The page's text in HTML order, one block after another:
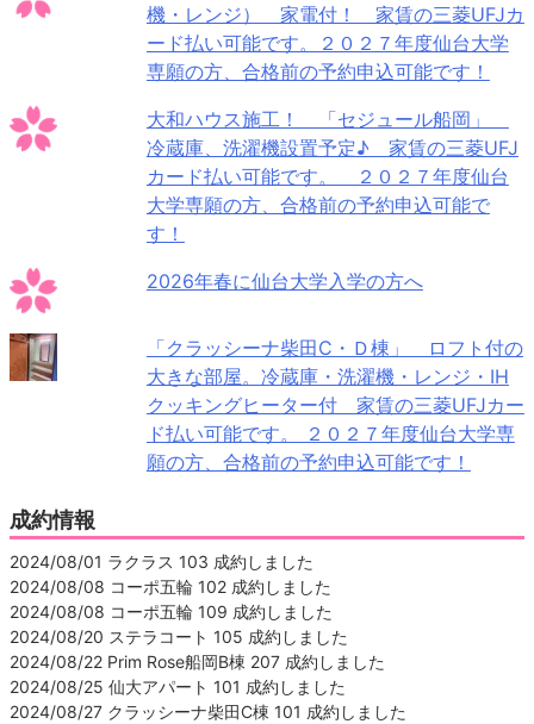
機・レンジ） 家電付！ 家賃の三菱UFJカ
ード払い可能です。２０２７年度仙台大学
専願の方、合格前の予約申込可能です！
大和ハウス施工！ 「セジュール船岡」
冷蔵庫、洗濯機設置予定♪ 家賃の三菱UFJ
カード払い可能です。 ２０２７年度仙台
大学専願の方、合格前の予約申込可能で
す！
2026年春に仙台大学入学の方へ
「クラッシーナ柴田C・Ｄ棟」 ロフト付の
大きな部屋。冷蔵庫・洗濯機・レンジ・IH
クッキングヒーター付 家賃の三菱UFJカー
ド払い可能です。 ２０２７年度仙台大学専
願の方、合格前の予約申込可能です！
成約情報
2024/08/01 ラクラス 103 成約しました
2024/08/08 コーポ五輪 102 成約しました
2024/08/08 コーポ五輪 109 成約しました
2024/08/20 ステラコート 105 成約しました
2024/08/22 Prim Rose船岡B棟 207 成約しました
2024/08/25 仙大アパート 101 成約しました
2024/08/27 クラッシーナ柴田C棟 101 成約しました